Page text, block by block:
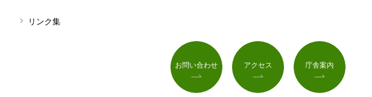
リンク集
お問い合わせ アクセス 庁舎案内